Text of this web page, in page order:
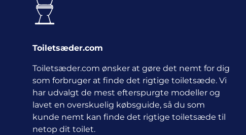
Toiletsæder.com
Toiletsæder.com ønsker at gøre det nemt for dig
som forbruger at finde det rigtige toiletsæde. Vi
har udvalgt de mest efterspurgte modeller og
lavet en overskuelig købsguide, så du som
kunde nemt kan finde det rigtige toiletsæde til
netop dit toilet.